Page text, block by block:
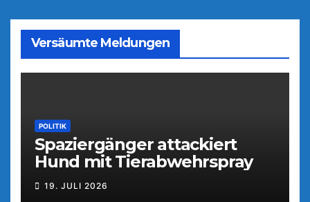
Beiträge
Versäumte Meldungen
POLITIK
Spaziergänger attackiert
Hund mit Tierabwehrspray
19. JULI 2026